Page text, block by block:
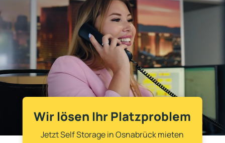
Wir lösen Ihr Platzproblem
Jetzt Self Storage in Osnabrück mieten